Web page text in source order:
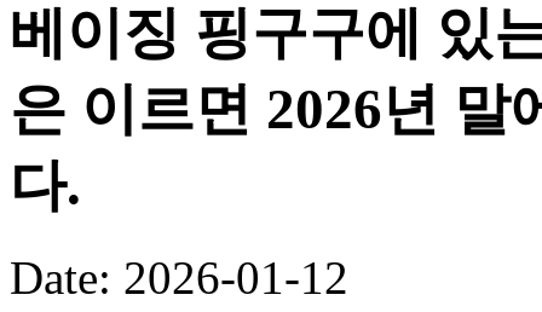
베이징 핑구구에 있
은 이르면 2026년
다.
Date: 2026-01-12